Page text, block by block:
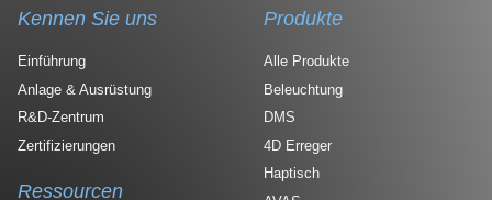
Kennen Sie uns
Einführung
Anlage & Ausrüstung
R&D-Zentrum
Zertifizierungen
Produkte
Alle Produkte
Beleuchtung
DMS
4D Erreger
Haptisch
Ressourcen